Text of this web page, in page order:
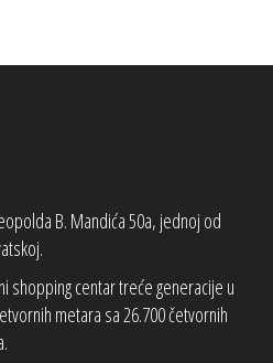
B. Mandića 50a, jednoj od
shopping centar treće generacije u
metara sa 26.700 četvornih